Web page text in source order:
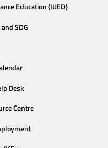
Education (IUED)
SDG
Desk
Centre